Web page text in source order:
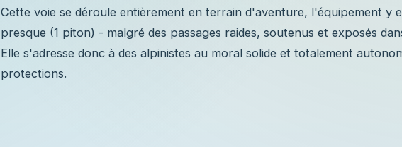
Cette voie se déroule entièrement en terrain d'aventure, l'équipement y
presque (1 piton) - malgré des passages raides, soutenus et exposés
Elle s'adresse donc à des alpinistes au moral solide et totalement
protections.